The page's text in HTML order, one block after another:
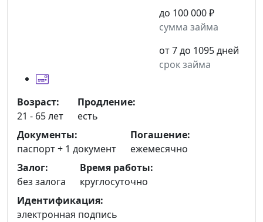
до 100 000 ₽
сумма займа
от 7 до 1095 дней
срок займа
Возраст:
21 - 65 лет
Продление:
есть
Документы:
паспорт + 1 документ
Погашение:
ежемесячно
Залог:
без залога
Время работы:
круглосуточно
Идентификация:
электронная подпись